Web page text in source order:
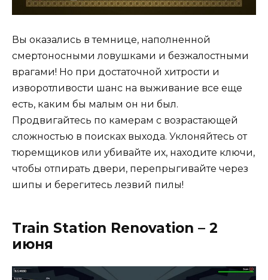
Вы оказались в темнице, наполненной
смертоносными ловушками и безжалостными
врагами! Но при достаточной хитрости и
изворотливости шанс на выживание все еще
есть, каким бы малым он ни был.
Продвигайтесь по камерам с возрастающей
сложностью в поисках выхода. Уклоняйтесь от
тюремщиков или убивайте их, находите ключи,
чтобы отпирать двери, перепрыгивайте через
шипы и берегитесь лезвий пилы!
Train Station Renovation – 2
июня